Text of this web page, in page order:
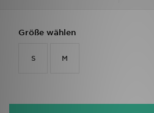
Größe wählen
S M